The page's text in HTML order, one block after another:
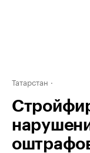
Татарстан